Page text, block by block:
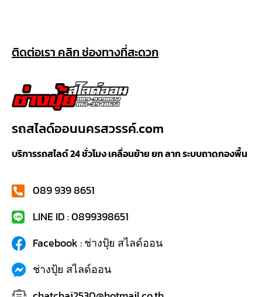
ติดต่อเรา คลิก ช่องทางที่สะดวก
รถสไลด์ออนนครสวรรค์.com
บริการรถสไลด์ 24 ชั่วโมง เคลื่อนย้าย ยก ลาก ระบบถาดกองพื้น
089 939 8651
LINE ID : 0899398651
Facebook : ช่างปุ้ย สไลด์ออน
ช่างปุ้ย สไลด์ออน